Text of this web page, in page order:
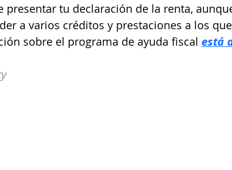
presentar tu declaración de la renta,
a varios créditos y prestaciones a los
sobre el programa de ayuda fiscal está